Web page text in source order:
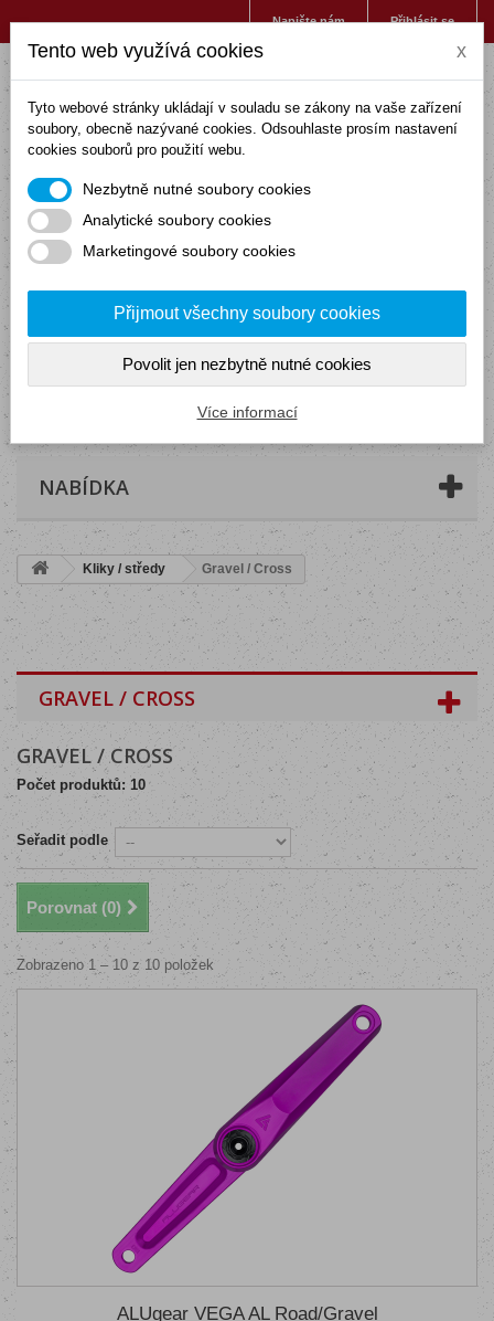
Přihlásit se
Napište nám
(prázdný)
NABÍDKA
Kliky / středy Gravel / Cross
GRAVEL / CROSS
GRAVEL / CROSS
Počet produktů: 10
Seřadit podle
Porovnat (0)
Zobrazeno 1 – 10 z 10 položek
ALUgear VEGA AL Road/Gravel
Tento web využívá cookies x
Tyto webové stránky ukládají v souladu se zákony na vaše zařízení
soubory, obecně nazývané cookies. Odsouhlaste prosím nastavení
cookies souborů pro použití webu.
Nezbytně nutné soubory cookies
Analytické soubory cookies
Marketingové soubory cookies
Přijmout všechny soubory cookies
Povolit jen nezbytně nutné cookies
Více informací